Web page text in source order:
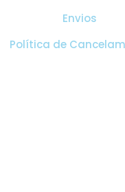
Envios
Política de